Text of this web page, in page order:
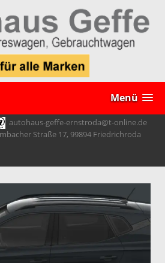
Menü
autohaus-geffe-ernstroda@t-online.de
Straße 17, 99894 Friedrichroda